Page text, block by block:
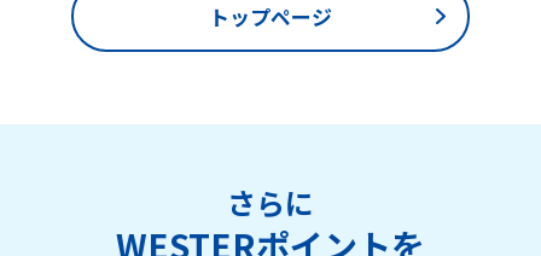
トップページ
さらに
WESTERポイントを